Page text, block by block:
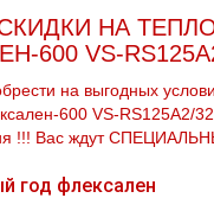
НА
600 VS-
на выгодных
600 VS-RS125A2/
!!! Вас ждут